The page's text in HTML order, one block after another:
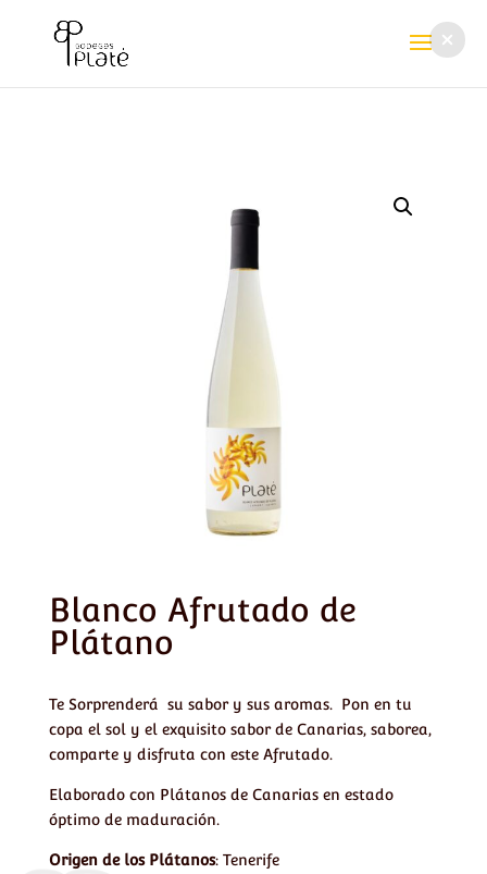
Blanco Afrutado de
Plátano
Te Sorprenderá su sabor y sus aromas. Pon en tu
copa el sol y el exquisito sabor de Canarias, saborea,
comparte y disfruta con este Afrutado.
Elaborado con Plátanos de Canarias en estado
óptimo de maduración.
Origen de los Plátanos: Tenerife